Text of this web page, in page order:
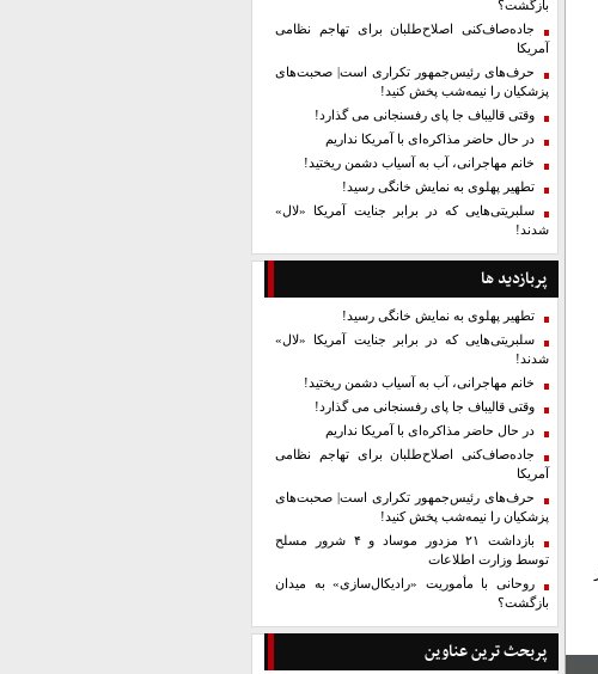
بازگشت؟
جاده‌صاف‌کنی اصلاح‌طلبان برای تهاجم نظامی
آمریکا
حرف‌های رئیس‌جمهور تکراری است| صحبت‌های
پزشکیان را نیمه‌شب پخش کنید!
وقتی قالیباف جا پای رفسنجانی می گذارد!
در حال حاضر مذاکره‌ای با آمریکا نداریم
خانم مهاجرانی، آب به آسیاب دشمن ریختید!
تطهیر پهلوی به نمایش خانگی رسید!
سلبریتی‌هایی که در برابر جنایت آمریکا «لال»
شدند!
پربازدید ها
تطهیر پهلوی به نمایش خانگی رسید!
سلبریتی‌هایی که در برابر جنایت آمریکا «لال»
شدند!
خانم مهاجرانی، آب به آسیاب دشمن ریختید!
وقتی قالیباف جا پای رفسنجانی می گذارد!
در حال حاضر مذاکره‌ای با آمریکا نداریم
جاده‌صاف‌کنی اصلاح‌طلبان برای تهاجم نظامی
آمریکا
حرف‌های رئیس‌جمهور تکراری است| صحبت‌های
پزشکیان را نیمه‌شب پخش کنید!
بازداشت ۲۱ مزدور موساد و ۴ شرور مسلح
توسط وزارت اطلاعات
روحانی با مأموریت «رادیکال‌سازی» به میدان
بازگشت؟
پربحث ترین عناوین